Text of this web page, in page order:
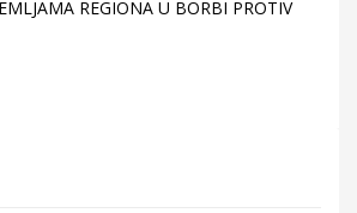
REGIONA U BORBI PROTIV